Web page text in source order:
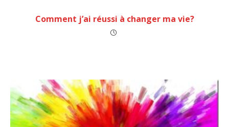
Comment j’ai réussi à changer ma vie?